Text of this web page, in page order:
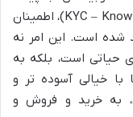
سازی فرآیند احراز هویت (KYC – Know Your Customer)، اطمینان
شده است. این امر نه
حیاتی است، بلکه به
با خیالی آسوده تر و
به خرید و فروش و